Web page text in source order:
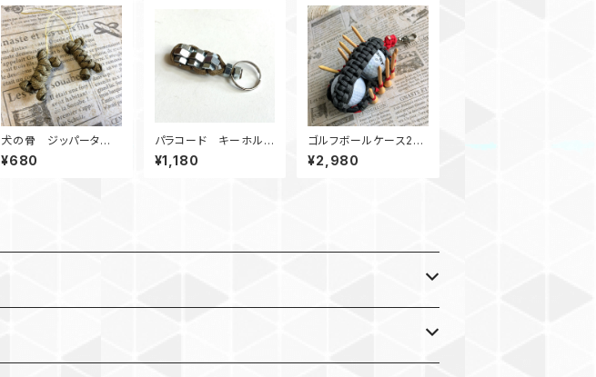
犬の骨 ジッパータ
グ Dog Bone Zipp
er Pull
¥680
パラコード キーホルダ
ー ナット_CLICKY_カ
ーキ
¥1,180
ゴルフボールケース2
ティーホルダー GR2
¥2,980